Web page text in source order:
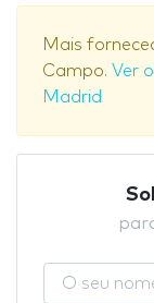
Mais
Campo. Ver
Madrid